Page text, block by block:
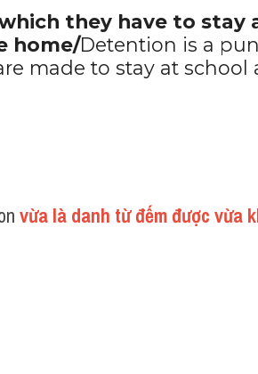
they have to stay
home/Detention is a
made to stay at school
vừa là danh từ đếm được vừa